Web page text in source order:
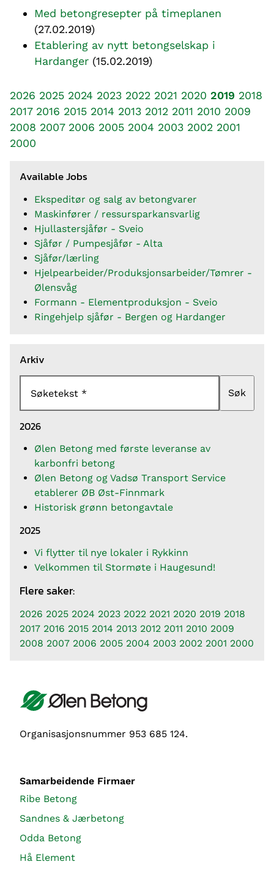
Med betongresepter på timeplanen
(27.02.2019)
Etablering av nytt betongselskap i
Hardanger (15.02.2019)
2026 2025 2024 2023 2022 2021 2020 2019 2018
2017 2016 2015 2014 2013 2012 2011 2010 2009
2008 2007 2006 2005 2004 2003 2002 2001
2000
Available Jobs
Ekspeditør og salg av betongvarer
Maskinfører / ressursparkansvarlig
Hjullastersjåfør - Sveio
Sjåfør / Pumpesjåfør - Alta
Sjåfør/lærling
Hjelpearbeider/Produksjonsarbeider/Tømrer -
Ølensvåg
Formann - Elementproduksjon - Sveio
Ringehjelp sjåfør - Bergen og Hardanger
Arkiv
Søketekst Søk
2026
Ølen Betong med første leveranse av
karbonfri betong
Ølen Betong og Vadsø Transport Service
etablerer ØB Øst-Finnmark
Historisk grønn betongavtale
2025
Vi flytter til nye lokaler i Rykkinn
Velkommen til Stormøte i Haugesund!
Flere saker:
2026 2025 2024 2023 2022 2021 2020 2019 2018
2017 2016 2015 2014 2013 2012 2011 2010 2009
2008 2007 2006 2005 2004 2003 2002 2001 2000
Organisasjonsnummer 953 685 124.
Samarbeidende Firmaer
Ribe Betong
Sandnes & Jærbetong
Odda Betong
Hå Element